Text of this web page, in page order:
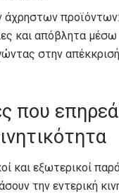
άχρηστων
και απόβλητα
στην
που
και εξωτερικοί
την εντερική